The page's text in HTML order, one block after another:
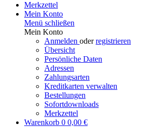
Merkzettel
Mein Konto
Menü schließen
Mein Konto
Anmelden oderregistrieren
Übersicht
Persönliche Daten
Adressen
Zahlungsarten
Kreditkarten verwalten
Bestellungen
Sofortdownloads
Merkzettel
Warenkorb 0 0,00 €